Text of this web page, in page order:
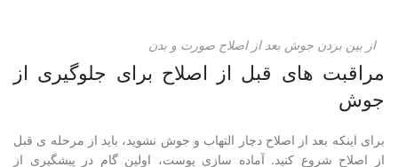
از بین بردن جوش بعد از اصلاح صورت و بدن
مراقبت های قبل از اصلاح برای جلوگیری از
جوش
برای اینکه بعد از اصلاح دچار التهاب و جوش نشوید، باید از مرحله ی قبل
از اصلاح شروع کنید. آماده سازی پوست، اولین گام در پیشگیری از